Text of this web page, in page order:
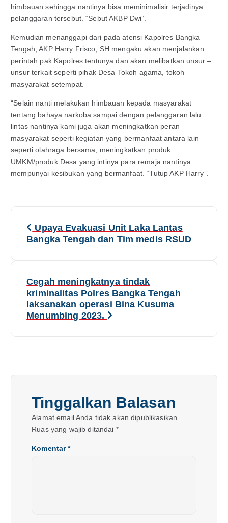
himbauan sehingga nantinya bisa meminimalisir terjadinya
pelanggaran tersebut. “Sebut AKBP Dwi”.
Kemudian menanggapi dari pada atensi Kapolres Bangka
Tengah, AKP Harry Frisco, SH mengaku akan menjalankan
perintah pak Kapolres tentunya dan akan melibatkan unsur –
unsur terkait seperti pihak Desa Tokoh agama, tokoh
masyarakat setempat.
“Selain nanti melakukan himbauan kepada masyarakat
tentang bahaya narkoba sampai dengan pelanggaran lalu
lintas nantinya kami juga akan meningkatkan peran
masyarakat seperti kegiatan yang bermanfaat antara lain
seperti olahraga bersama, meningkatkan produk
UMKM/produk Desa yang intinya para remaja nantinya
mempunyai kesibukan yang bermanfaat. “Tutup AKP Harry”.
i
Upaya Evakuasi Unit Laka Lantas
Bangka Tengah dan Tim medis RSUD
Cegah meningkatnya tindak
kriminalitas Polres Bangka Tengah
laksanakan operasi Bina Kusuma
Menumbing 2023.
Tinggalkan Balasan
Alamat email Anda tidak akan dipublikasikan.
Ruas yang wajib ditandai *
Komentar*